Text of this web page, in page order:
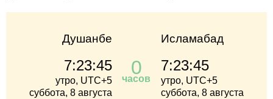
Душанбе Исламабад
7:23:45
утро, UTC+5
суббота, 8 августа
0
часов
7:23:45
утро, UTC+5
суббота, 8 августа